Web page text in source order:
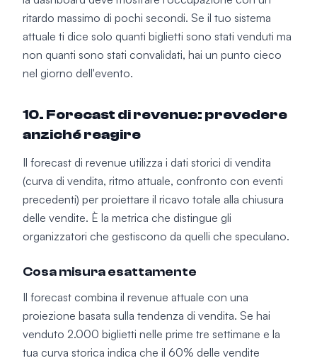
ritardo massimo di pochi secondi. Se il tuo sistema
attuale ti dice solo quanti biglietti sono stati venduti ma
non quanti sono stati convalidati, hai un punto cieco
nel giorno dell'evento.
10. Forecast di revenue: prevedere
anziché reagire
Il forecast di revenue utilizza i dati storici di vendita
(curva di vendita, ritmo attuale, confronto con eventi
precedenti) per proiettare il ricavo totale alla chiusura
delle vendite. È la metrica che distingue gli
organizzatori che gestiscono da quelli che speculano.
Cosa misura esattamente
Il forecast combina il revenue attuale con una
proiezione basata sulla tendenza di vendita. Se hai
venduto 2.000 biglietti nelle prime tre settimane e la
tua curva storica indica che il 60% delle vendite